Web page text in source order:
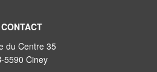
CONTACT
du Centre 35
5590 Ciney